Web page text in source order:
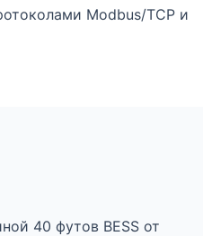
Modbus/TCP и
40 футов BESS от